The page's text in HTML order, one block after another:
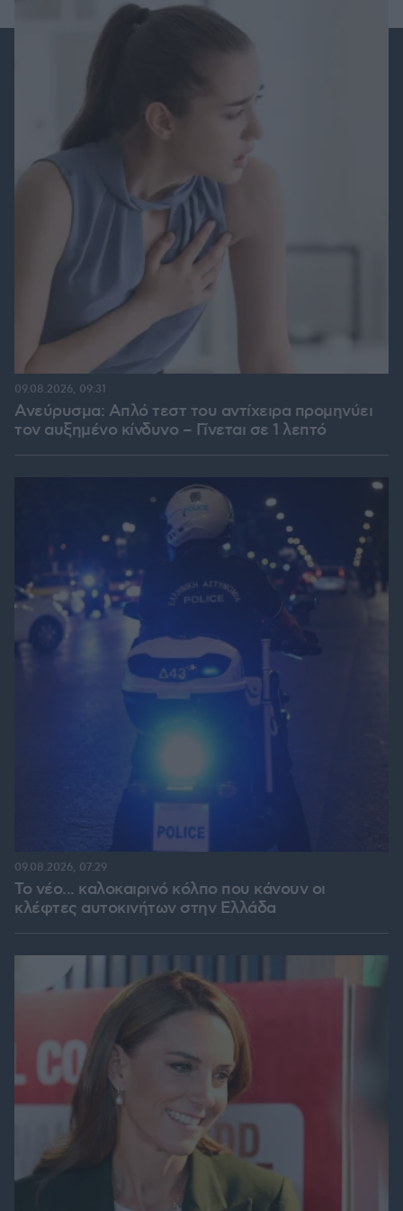
Ανεύρυσμα: Απλό τεστ του αντίχειρα προμηνύει
τον αυξημένο κίνδυνο – Γίνεται σε 1 λεπτό
09.08.2026, 09:31
Το νέο... καλοκαιρινό κόλπο που κάνουν οι
κλέφτες αυτοκινήτων στην Ελλάδα
09.08.2026, 07:29